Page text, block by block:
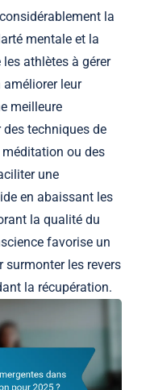
la
mentale et la
athlètes à gérer
améliorer leur
meilleure
techniques de
méditation ou des
une
en abaissant les
la qualité du
favorise un
surmonter les revers
la récupération.